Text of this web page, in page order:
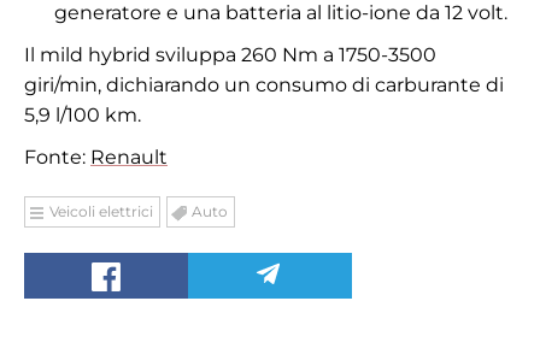
generatore e una batteria al litio-ione da 12 volt.
Il mild hybrid sviluppa 260 Nm a 1750-3500
giri/min, dichiarando un consumo di carburante di
5,9 l/100 km.
Fonte: Renault
Veicoli elettrici Auto